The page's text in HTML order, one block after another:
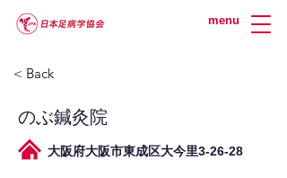
menu
< Back
のぶ鍼灸院
大阪府大阪市東成区大今里3-26-28